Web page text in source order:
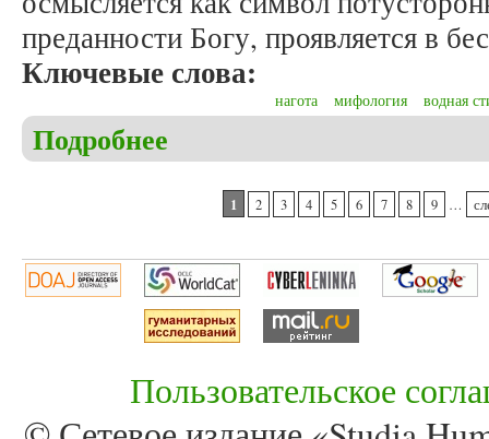
преданности Богу, проявляется в
Ключевые слова:
нагота мифология водная
Подробнее
1 2 3 4 5 6 7 8 9 …
Пользовательское